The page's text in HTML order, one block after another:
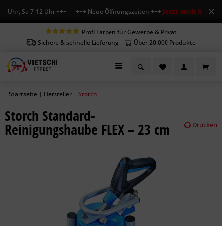
Uhr, Sa 7-12 Uhr +++ +++ Neue Öffnungszeiten +++Jetzt auch Sa
Profi Farben für Gewerbe & Privat
Sichere & schnelle Lieferung
Über 20.000 Produkte
Startseite | Hersteller | Storch
Storch Standard-
Reinigungshaube FLEX – 23 cm Drucken